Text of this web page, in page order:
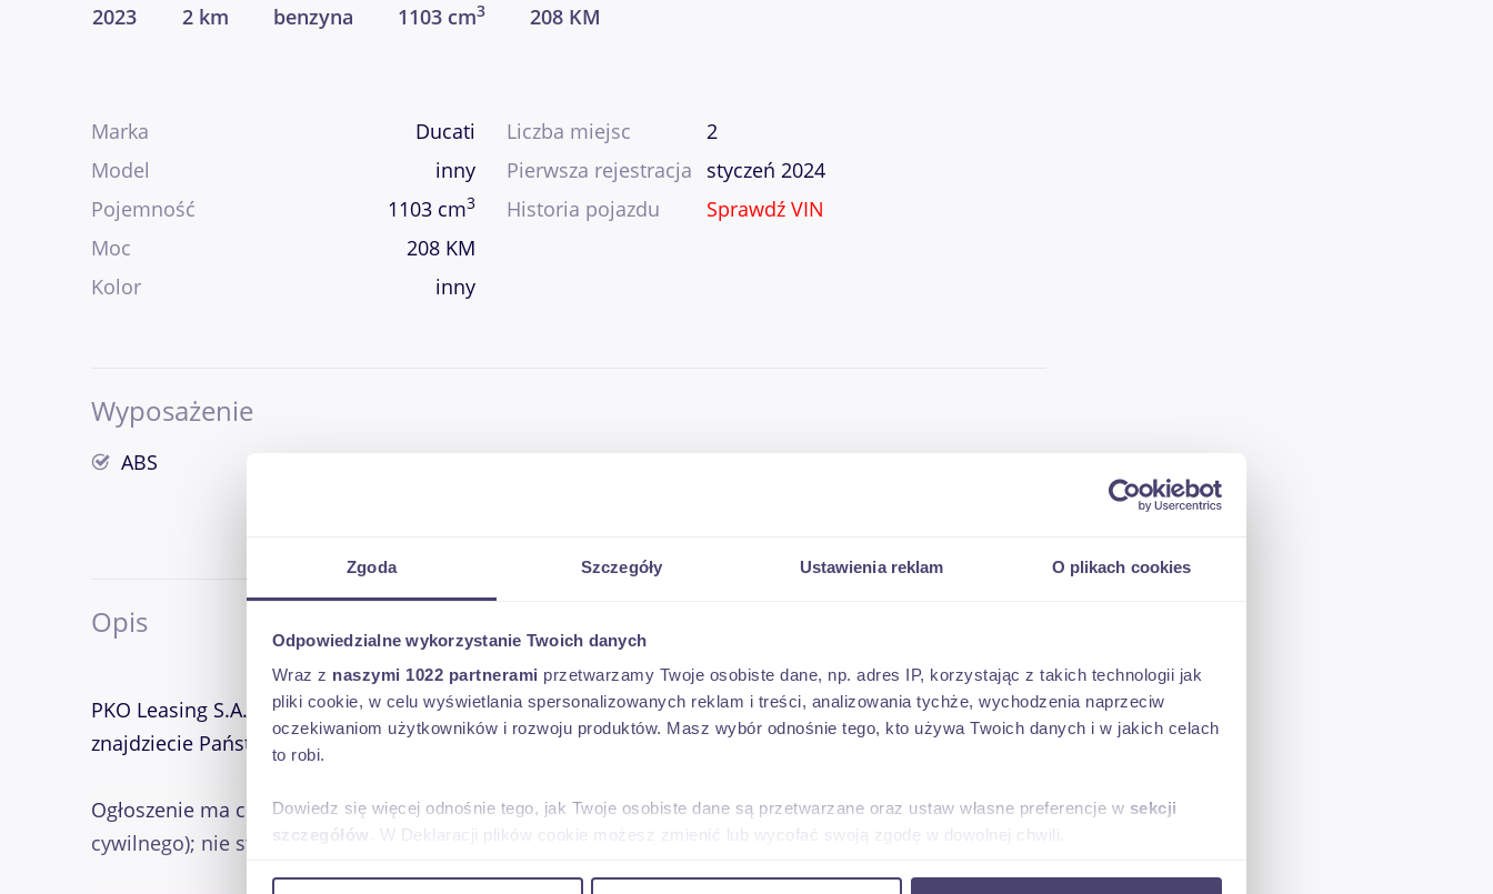
Zgoda Szczegóły Ustawienia reklam O plikach cookies
Odpowiedzialne wykorzystanie Twoich danych
Wraz z naszymi 1022 partnerami przetwarzamy Twoje osobiste dane, np. adres IP, korzystając z takich technologii jak
pliki cookie, w celu wyświetlania spersonalizowanych reklam i treści, analizowania tychże, wychodzenia naprzeciw
oczekiwaniom użytkowników i rozwoju produktów. Masz wybór odnośnie tego, kto używa Twoich danych i w jakich celach
to robi.
Dowiedz się więcej odnośnie tego, jak Twoje osobiste dane są przetwarzane oraz ustaw własne preferencje w sekcji
szczegółów . W Deklaracji plików cookie możesz zmienić lub wycofać swoją zgodę w dowolnej chwili.
2023 2 km benzyna 1103 cm3 208 KM
Marka
Ducati
Model
inny
Pojemność
1103 cm3
Moc
208 KM
Kolor
inny
Liczba miejsc
2
Pierwsza rejestracja
styczeń 2024
Historia pojazdu
Sprawdź VIN
Wyposażenie
ABS
Opis
PKO Leasing S.A. przeprowadza transakcje poprzez swój portal: aukcje.pkoleasing.pl - to na tej stronie
znajdziecie Państwo więcej informacji o tym pojeździe.
Ogłoszenie ma charakter informacyjny i stanowi zaproszenie do zawarcia umowy (art. 71 Kodeksu
cywilnego); nie stanowi natomiast oferty handlowej w rozumieniu art. 66 § 1 Kodeksu cywilnego).